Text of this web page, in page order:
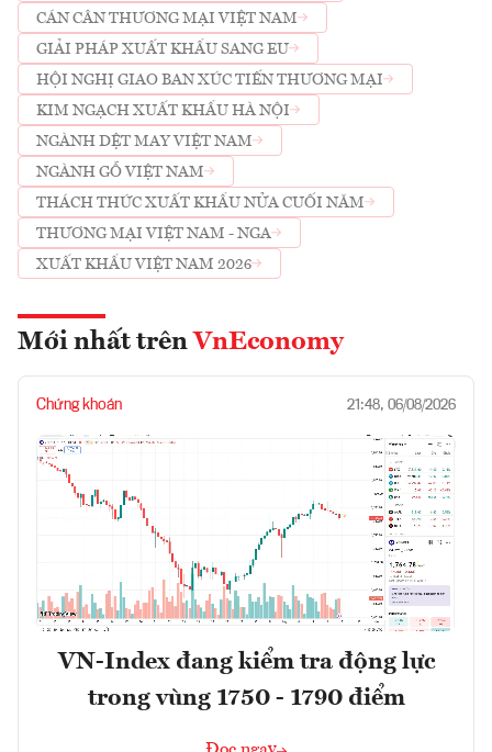
CÁN CÂN THƯƠNG MẠI VIỆT NAM
GIẢI PHÁP XUẤT KHẨU SANG EU
HỘI NGHỊ GIAO BAN XÚC TIẾN THƯƠNG MẠI
KIM NGẠCH XUẤT KHẨU HÀ NỘI
NGÀNH DỆT MAY VIỆT NAM
NGÀNH GỖ VIỆT NAM
THÁCH THỨC XUẤT KHẨU NỬA CUỐI NĂM
THƯƠNG MẠI VIỆT NAM - NGA
XUẤT KHẨU VIỆT NAM 2026
Mới nhất trên VnEconomy
Chứng khoán 21:48, 06/08/2026
VN-Index đang kiểm tra động lực
trong vùng 1750 - 1790 điểm